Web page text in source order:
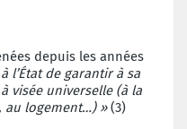
depuis les années
l’État de garantir à sa
visée universelle (à la
au logement…) »(3)